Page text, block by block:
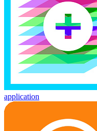
application